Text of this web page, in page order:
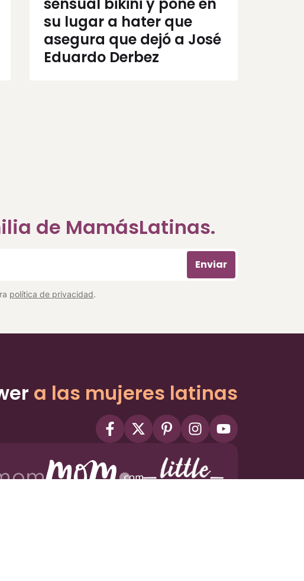
su lugar a hater que
asegura que dejó a José
Eduardo Derbez
de MamásLatinas.
Enviar
política de privacidad.
a las mujeres latinas